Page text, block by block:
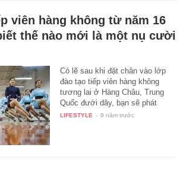
viên hàng không từ năm 16
thế nào mới là một nụ cười
Có lẽ sau khi đặt chân vào lớp
đào tạo tiếp viên hàng không
tương lai ở Hàng Châu, Trung
Quốc đưới dây, bạn sẽ phát
hiện…
LIFESTYLE - 9 năm trước